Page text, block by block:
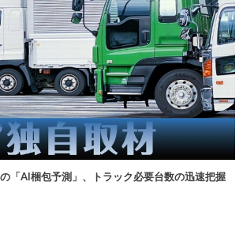
の「AI梱包予測」、トラック必要台数の迅速把握